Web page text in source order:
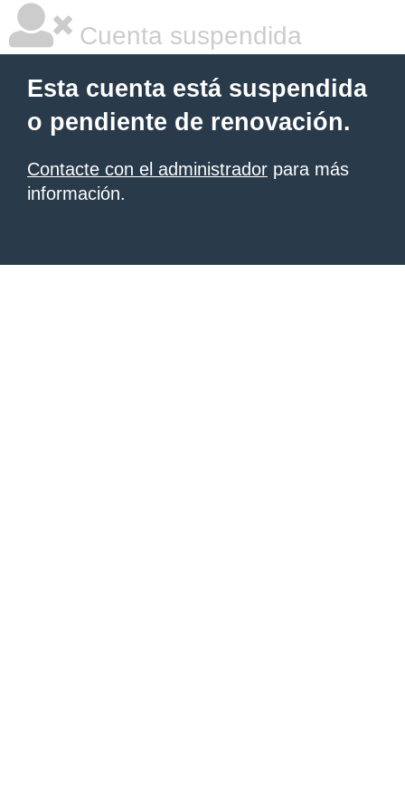
Cuenta suspendida
Esta cuenta está suspendida
o pendiente de renovación.
Contacte con el administrador para más
información.